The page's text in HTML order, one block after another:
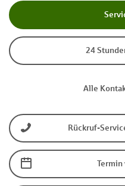
24
Alle
Rückruf-
Termin